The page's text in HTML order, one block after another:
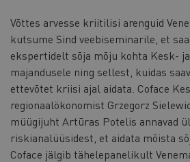
Võttes arvesse kriitilisi arenguid
kutsume Sind veebiseminarile, et
ekspertidelt sõja mõju kohta Kesk-
majandusele ning sellest, kuidas
ettevõtet kriisi ajal aidata. Coface
regionaalökonomist Grzegorz
müügijuht Artūras Potelis annavad
riskianalüüsidest, et aidata mõista
Coface jälgib tähelepanelikult